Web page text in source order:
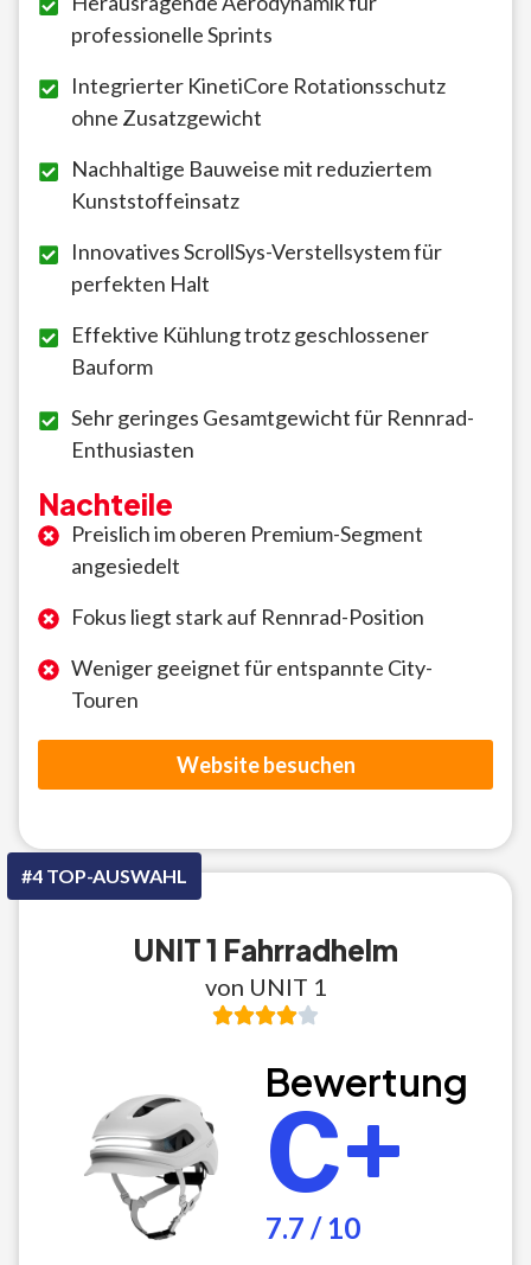
professionelle Sprints
Integrierter KinetiCore Rotationsschutz
ohne Zusatzgewicht
Nachhaltige Bauweise mit reduziertem
Kunststoffeinsatz
Innovatives ScrollSys-Verstellsystem für
perfekten Halt
Effektive Kühlung trotz geschlossener
Bauform
Sehr geringes Gesamtgewicht für Rennrad-
Enthusiasten
Nachteile
Preislich im oberen Premium-Segment
angesiedelt
Fokus liegt stark auf Rennrad-Position
Weniger geeignet für entspannte City-
Touren
Website besuchen
#4 TOP-AUSWAHL
UNIT 1 Fahrradhelm
von UNIT 1
Bewertung
C+
7.7 / 10